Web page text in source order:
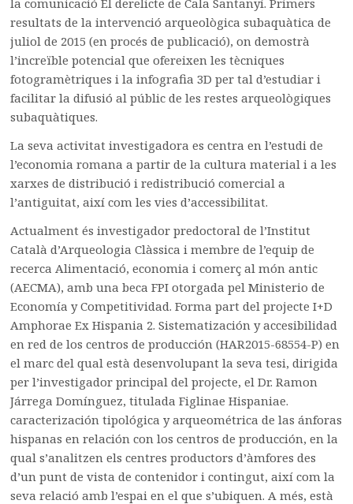
resultats de la intervenció arqueològica subaquàtica de
juliol de 2015 (en procés de publicació), on demostrà
l’increïble potencial que ofereixen les tècniques
fotogramètriques i la infografia 3D per tal d’estudiar i
facilitar la difusió al públic de les restes arqueològiques
subaquàtiques.
La seva activitat investigadora es centra en l’estudi de
l’economia romana a partir de la cultura material i a les
xarxes de distribució i redistribució comercial a
l’antiguitat, així com les vies d’accessibilitat.
Actualment és investigador predoctoral de l’Institut
Català d’Arqueologia Clàssica i membre de l’equip de
recerca Alimentació, economia i comerç al món antic
(AECMA), amb una beca FPI otorgada pel Ministerio de
Economía y Competitividad. Forma part del projecte I+D
Amphorae Ex Hispania 2. Sistematización y accesibilidad
en red de los centros de producción (HAR2015-68554-P) en
el marc del qual està desenvolupant la seva tesi, dirigida
per l’investigador principal del projecte, el Dr. Ramon
Járrega Domínguez, titulada Figlinae Hispaniae.
caracterización tipológica y arqueométrica de las ánforas
hispanas en relación con los centros de producción, en la
qual s’analitzen els centres productors d’àmfores des
d’un punt de vista de contenidor i contingut, així com la
seva relació amb l’espai en el que s’ubiquen. A més, està